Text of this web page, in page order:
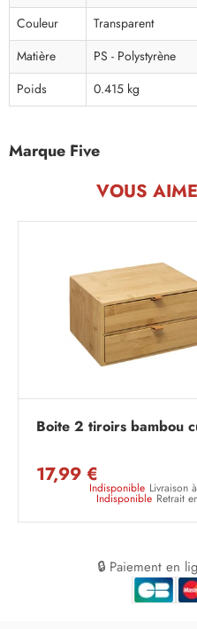
Couleur
Transparent
Matière
PS - Polystyrène
Poids
0.415 kg
Marque Five
VOUS
Boite 2 tiroirs bambou
17,99 €
Indisponible Livraison
Indisponible Retrait
🔒 Paiement en